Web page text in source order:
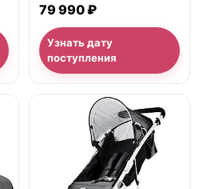
79 990 ₽
Узнать дату
поступления
нет в продаже